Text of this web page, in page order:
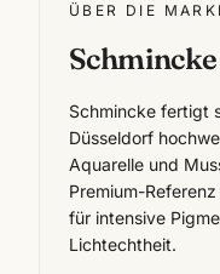
ÜBER DIE
Schmincke
Schmincke fertigt
Düsseldorf
Aquarelle und
Premium-
für intensive
Lichtechtheit.